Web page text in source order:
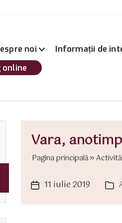
noi Informații de
online
Vara,
Pagina principală
Dată11 iulie 2019